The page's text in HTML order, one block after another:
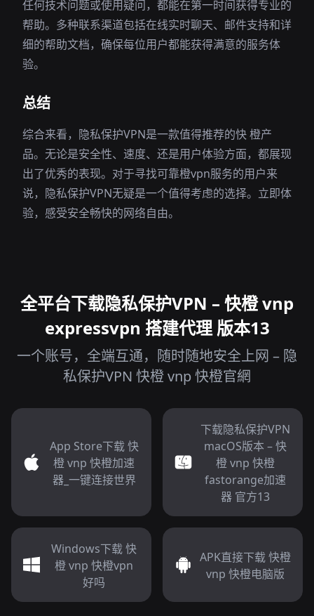
任何技术问题或使用疑问，都能在第一时间获得专业的
帮助。多种联系渠道包括在线实时聊天、邮件支持和详
细的帮助文档，确保每位用户都能获得满意的服务体
验。
总结
综合来看，隐私保护VPN是一款值得推荐的快 橙产
品。无论是安全性、速度、还是用户体验方面，都展现
出了优秀的表现。对于寻找可靠橙vpn服务的用户来
说，隐私保护VPN无疑是一个值得考虑的选择。立即体
验，感受安全畅快的网络自由。
全平台下载隐私保护VPN – 快橙 vnp
expressvpn 搭建代理 版本13
一个账号，全端互通，随时随地安全上网 – 隐
私保护VPN 快橙 vnp 快橙官網
App Store下载 快
橙 vnp 快橙加速
器_一键连接世界
下载隐私保护VPN
macOS版本 – 快
橙 vnp 快橙
fastorange加速
器 官方13
Windows下载 快
橙 vnp 快橙vpn
好吗
APK直接下载 快橙
vnp 快橙电脑版